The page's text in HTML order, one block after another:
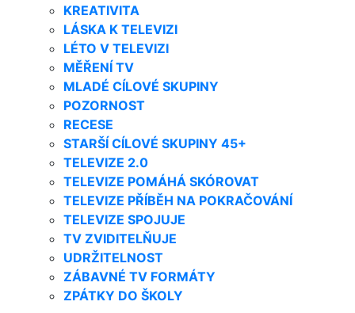
KREATIVITA
LÁSKA K TELEVIZI
LÉTO V TELEVIZI
MĚŘENÍ TV
MLADÉ CÍLOVÉ SKUPINY
POZORNOST
RECESE
STARŠÍ CÍLOVÉ SKUPINY 45+
TELEVIZE 2.0
TELEVIZE POMÁHÁ SKÓROVAT
TELEVIZE PŘÍBĚH NA POKRAČOVÁNÍ
TELEVIZE SPOJUJE
TV ZVIDITELŇUJE
UDRŽITELNOST
ZÁBAVNÉ TV FORMÁTY
ZPÁTKY DO ŠKOLY